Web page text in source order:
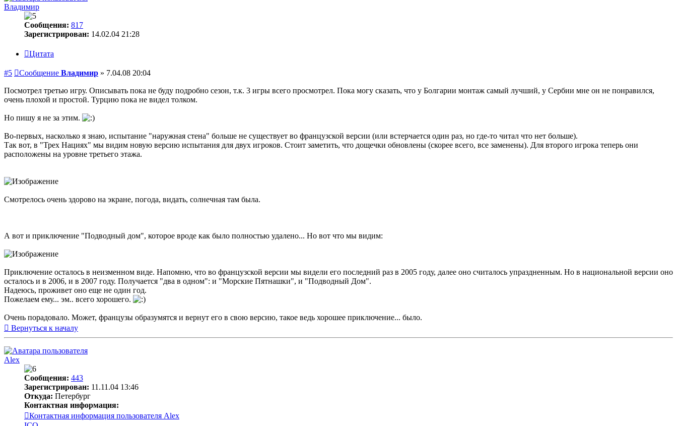
Владимир
Сообщения: 817
Зарегистрирован: 14.02.04 21:28
Цитата
#5 Сообщение Владимир » 7.04.08 20:04
Посмотрел третью игру. Описывать пока не буду подробно сезон, т.к. 3 игры всего просмотрел. Пока могу сказать, что у Болгарии монтаж самый лучший, у Сербии мне он не понравился,
очень плохой и простой. Турцию пока не видел толком.
Но пишу я не за этим.
Во-первых, насколько я знаю, испытание "наружная стена" больше не существует во французской версии (или встерчается один раз, но где-то читал что нет больше).
Так вот, в "Трех Нациях" мы видим новую версию испытания для двух игроков. Стоит заметить, что дощечки обновлены (скорее всего, все заменены). Для второго игрока теперь они
расположены на уровне третьего этажа.
Смотрелось очень здорово на экране, погода, видать, солнечная там была.
А вот и приключение "Подводный дом", которое вроде как было полностью удалено... Но вот что мы видим:
Приключение осталось в неизменном виде. Напомню, что во французской версии мы видели его последний раз в 2005 году, далее оно считалось упраздненным. Но в национальной версии оно
осталось и в 2006, и в 2007 году. Получается "два в одном": и "Морские Пятнашки", и "Подводный Дом".
Надеюсь, проживет оно еще не один год.
Пожелаем ему... эм.. всего хорошего.
Очень порадовало. Может, французы образумятся и вернут его в свою версию, такое ведь хорошее приключение... было.
Вернуться к началу
Alex
Сообщения: 443
Зарегистрирован: 11.11.04 13:46
Откуда: Петербург
Контактная информация:
Контактная информация пользователя Alex